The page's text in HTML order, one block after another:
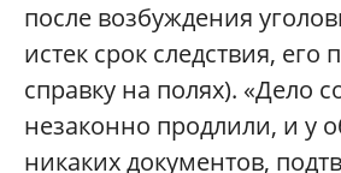
после возбуждения
истек срок следствия, его
справку на полях). «Дело
незаконно продлили, и у
никаких документов,